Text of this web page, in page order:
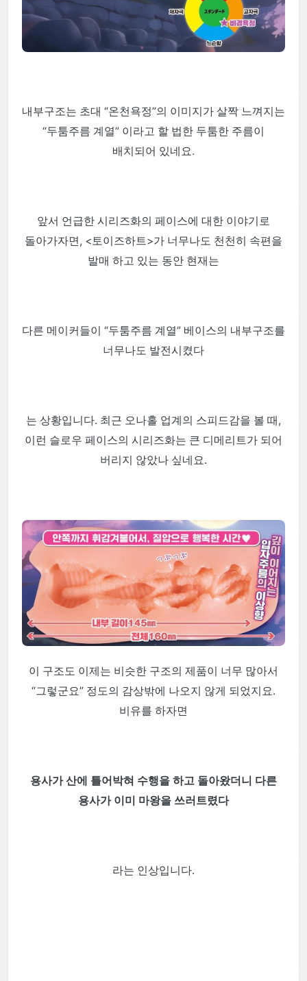
내부구조는 초대 “온천욕정”의 이미지가 살짝 느껴지는
“두툼주름 계열” 이라고 할 법한 두툼한 주름이
배치되어 있네요.
앞서 언급한 시리즈화의 페이스에 대한 이야기로
돌아가자면, <토이즈하트>가 너무나도 천천히 속편을
발매 하고 있는 동안 현재는
다른 메이커들이 “두툼주름 계열” 베이스의 내부구조를
너무나도 발전시켰다
는 상황입니다. 최근 오나홀 업계의 스피드감을 볼 때,
이런 슬로우 페이스의 시리즈화는 큰 디메리트가 되어
버리지 않았나 싶네요.
이 구조도 이제는 비슷한 구조의 제품이 너무 많아서
“그렇군요” 정도의 감상밖에 나오지 않게 되었지요.
비유를 하자면
용사가 산에 틀어박혀 수행을 하고 돌아왔더니 다른
용사가 이미 마왕을 쓰러트렸다
라는 인상입니다.